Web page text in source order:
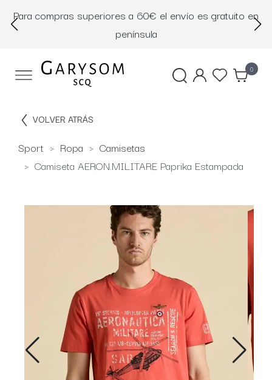
Para compras superiores a 60€ el envío es gratuito en
península
0
VOLVER ATRÁS
Sport Ropa
Camisetas
Camiseta AERON.MILITARE Paprika Estampada